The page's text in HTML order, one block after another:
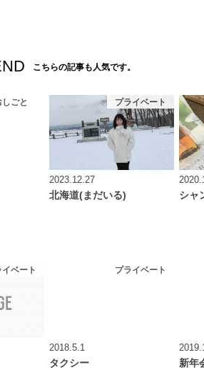
こちらの記事も人気です。
しごと プライベート
2023.12.27
北海道(まだいる) シャ
イベート プライベート
2018.5.1
タクシー 新年